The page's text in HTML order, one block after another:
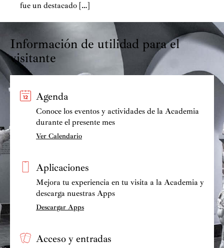
fue un destacado […]
Información de utilidad para el
visitante
Agenda
Conoce los eventos y actividades de la Academia
durante el presente mes
Ver Calendario
Aplicaciones
Mejora tu experiencia en tu visita a la Academia y
descarga nuestras Apps
Descargar Apps
Acceso y entradas